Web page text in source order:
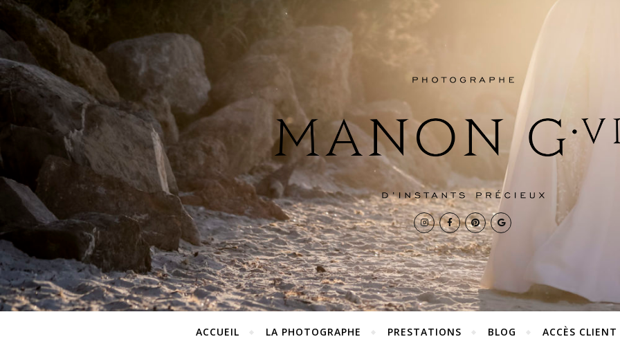
ACCUEIL LA PHOTOGRAPHE PRESTATIONS BLOG ACCÈS CLIENT